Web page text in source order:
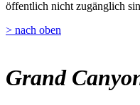
öffentlich nicht zugänglich
> nach oben
Grand